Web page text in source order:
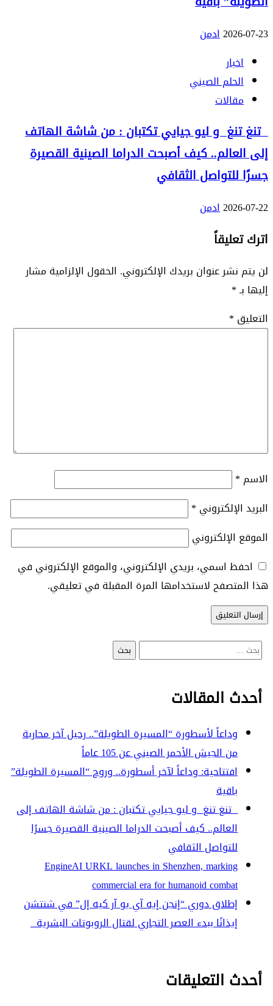
2026-07-23ادمن
اخبار
الحلم الصيني
مقالات
تنغ تنغ و ليو جيايي تكتبان : من شاشة الهاتف
إلى العالم.. كيف أصبحت الدراما الصينية القصيرة
جسرًا للتواصل الثقافي
2026-07-22ادمن
اترك تعليقاً
لن يتم نشر عنوان بريدك الإلكتروني. الحقول الإلزامية مشار
إليها بـ*
التعليق *
الاسم *
البريد الإلكتروني *
الموقع الإلكتروني
احفظ اسمي، بريدي الإلكتروني، والموقع الإلكتروني في
هذا المتصفح لاستخدامها المرة المقبلة في تعليقي.
البحث
أحدث المقالات
وداعاً لأسطورة “المسيرة الطويلة”.. رحيل آخر محاربة
من الجيش الأحمر الصيني عن 105 عاماً
افتتاحية: وداعاً لآخر أسطورة.. وروح “المسيرة الطويلة”
باقية
تنغ تنغ و ليو جيايي تكتبان : من شاشة الهاتف إلى
العالم.. كيف أصبحت الدراما الصينية القصيرة جسرًا
للتواصل الثقافي
EngineAI URKL launches in Shenzhen, marking
commercial era for humanoid combat
إطلاق دوري “إنجن إيه آي يو آر كيه إل” في شنتشن
إيذانًا ببدء العصر التجاري لقتال الروبوتات البشرية
أحدث التعليقات